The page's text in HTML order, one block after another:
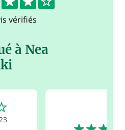
vérifiés
à Nea